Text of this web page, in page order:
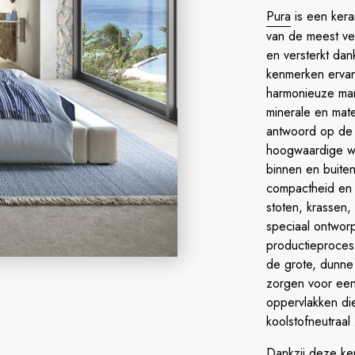
Pura is een
van de meest
en versterkt
kenmerken
harmonieuze
minerale en
antwoord op
hoogwaardige
binnen en
compactheid
stoten,
speciaal
de grote,
zorgen voor
oppervlakken
koolstofneutraal